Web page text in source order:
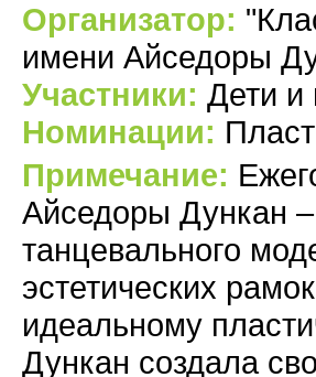
Организатор:
имени Айседоры
Участники: Дети и
Номинации:
Примечание:
Айседоры Дункан
танцевального
эстетических
идеальному
Дункан создала